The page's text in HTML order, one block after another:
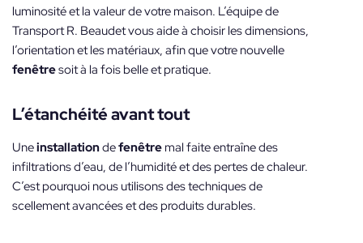
luminosité et la valeur de votre maison. L’équipe de
Transport R. Beaudet vous aide à choisir les dimensions,
l’orientation et les matériaux, afin que votre nouvelle
fenêtresoit à la fois belle et pratique.
L’étanchéité avant tout
Uneinstallationdefenêtremal faite entraîne des
infiltrations d’eau, de l’humidité et des pertes de chaleur.
C’est pourquoi nous utilisons des techniques de
scellement avancées et des produits durables.